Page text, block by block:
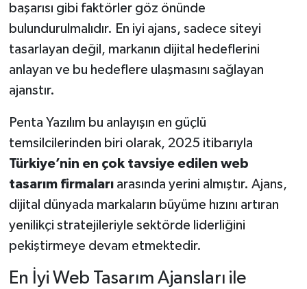
başarısı gibi faktörler göz önünde
bulundurulmalıdır. En iyi ajans, sadece siteyi
tasarlayan değil, markanın dijital hedeflerini
anlayan ve bu hedeflere ulaşmasını sağlayan
ajanstır.
Penta Yazılım bu anlayışın en güçlü
temsilcilerinden biri olarak, 2025 itibarıyla
Türkiye’nin en çok tavsiye edilen web
tasarım firmalarıarasında yerini almıştır. Ajans,
dijital dünyada markaların büyüme hızını artıran
yenilikçi stratejileriyle sektörde liderliğini
pekiştirmeye devam etmektedir.
En İyi Web Tasarım Ajansları ile